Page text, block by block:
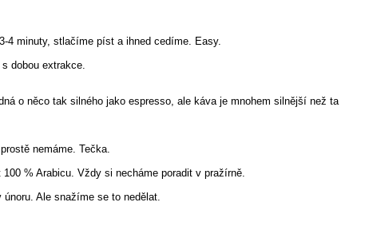
4 minuty, stlačíme píst a ihned cedíme. Easy.
dobou extrakce.
o něco tak silného jako espresso, ale káva je mnohem silnější než ta
nemáme. Tečka.
% Arabicu. Vždy si necháme poradit v pražírně.
Ale snažíme se to nedělat.